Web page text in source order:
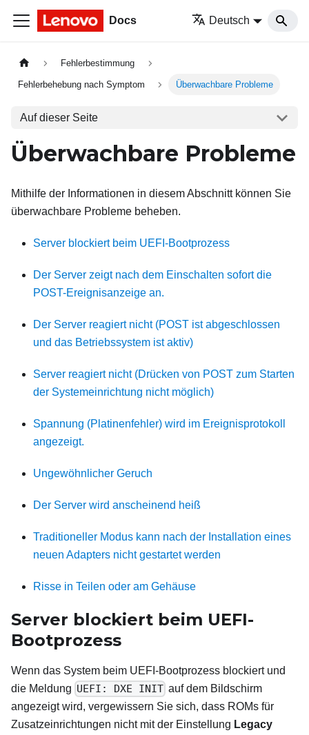
Docs Deutsch
Fehlerbestimmung
Fehlerbehebung nach Symptom Überwachbare Probleme
Auf dieser Seite
Überwachbare Probleme
Mithilfe der Informationen in diesem Abschnitt können Sie
überwachbare Probleme beheben.
Server blockiert beim UEFI-Bootprozess
Der Server zeigt nach dem Einschalten sofort die
POST-Ereignisanzeige an.
Der Server reagiert nicht (POST ist abgeschlossen
und das Betriebssystem ist aktiv)
Server reagiert nicht (Drücken von POST zum Starten
der Systemeinrichtung nicht möglich)
Spannung (Platinenfehler) wird im Ereignisprotokoll
angezeigt.
Ungewöhnlicher Geruch
Der Server wird anscheinend heiß
Traditioneller Modus kann nach der Installation eines
neuen Adapters nicht gestartet werden
Risse in Teilen oder am Gehäuse
Server blockiert beim UEFI-
Bootprozess
Wenn das System beim UEFI-Bootprozess blockiert und
die Meldung UEFI: DXE INIT auf dem Bildschirm
angezeigt wird, vergewissern Sie sich, dass ROMs für
Zusatzeinrichtungen nicht mit der Einstellung Legacy